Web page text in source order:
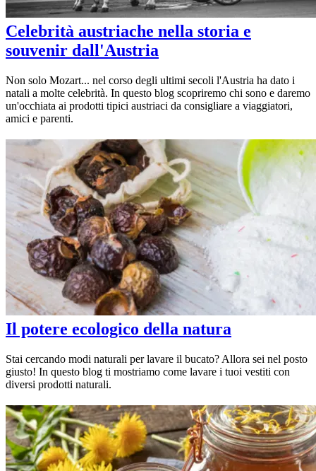
Celebrità austriache nella storia e
souvenir dall'Austria
Non solo Mozart... nel corso degli ultimi secoli l'Austria ha dato i
natali a molte celebrità. In questo blog scopriremo chi sono e daremo
un'occhiata ai prodotti tipici austriaci da consigliare a viaggiatori,
amici e parenti.
Il potere ecologico della natura
Stai cercando modi naturali per lavare il bucato? Allora sei nel posto
giusto! In questo blog ti mostriamo come lavare i tuoi vestiti con
diversi prodotti naturali.